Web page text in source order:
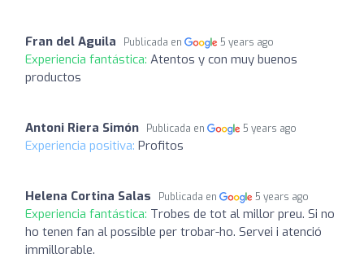
Fran del Aguila Publicada en 5 years ago
Experiencia fantástica: Atentos y con muy buenos
productos
Antoni Riera Simón Publicada en 5 years ago
Experiencia positiva: Profitos
Helena Cortina Salas Publicada en 5 years ago
Experiencia fantástica: Trobes de tot al millor preu. Si no
ho tenen fan al possible per trobar-ho. Servei i atenció
immillorable.